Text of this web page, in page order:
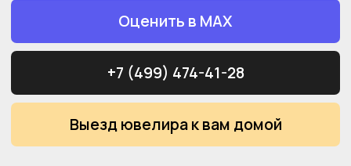
Проверка изделий на
спектрометре